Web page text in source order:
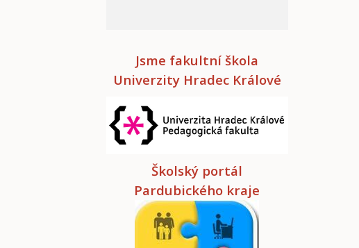
Jsme fakultní škola
Univerzity Hradec Králové
Školský portál
Pardubického kraje